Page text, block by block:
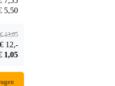
5,50
€ 13,05
€ 12,-
1,05